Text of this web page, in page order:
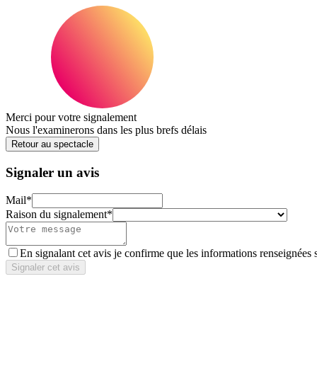
Merci pour votre signalement
Nous l'examinerons dans les plus brefs délais
Retour au spectacle
Signaler un avis
Mail*
Raison du signalement*
En signalant cet avis je confirme que les informations renseignées
Signaler cet avis